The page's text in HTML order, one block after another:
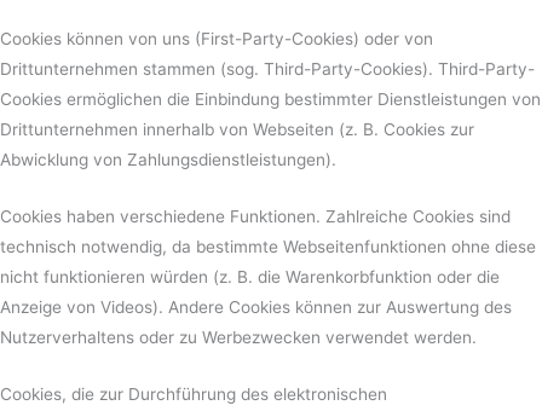
Cookies können von uns (First-Party-Cookies) oder von
Drittunternehmen stammen (sog. Third-Party-Cookies). Third-Party-
Cookies ermöglichen die Einbindung bestimmter Dienstleistungen von
Drittunternehmen innerhalb von Webseiten (z. B. Cookies zur
Abwicklung von Zahlungsdienstleistungen).
Cookies haben verschiedene Funktionen. Zahlreiche Cookies sind
technisch notwendig, da bestimmte Webseitenfunktionen ohne diese
nicht funktionieren würden (z. B. die Warenkorbfunktion oder die
Anzeige von Videos). Andere Cookies können zur Auswertung des
Nutzerverhaltens oder zu Werbezwecken verwendet werden.
Cookies, die zur Durchführung des elektronischen